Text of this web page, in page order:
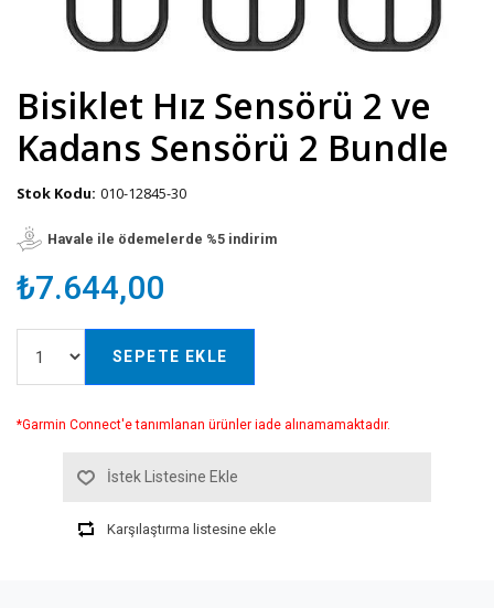
Bisiklet Hız Sensörü 2 ve
Kadans Sensörü 2 Bundle
Stok Kodu: 010-12845-30
Havale ile ödemelerde %5 indirim
₺7.644,00
SEPETE EKLE
*Garmin Connect'e tanımlanan ürünler iade alınamamaktadır.
İstek Listesine Ekle
Karşılaştırma listesine ekle